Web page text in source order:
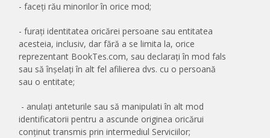
- faceți rău minorilor în orice mod;
- furați identitatea oricărei persoane sau entitatea
acesteia, inclusiv, dar fără a se limita la, orice
reprezentant BookTes.com, sau declarați în mod fals
sau să înșelați în alt fel afilierea dvs. cu o persoană
sau o entitate;
- anulați anteturile sau să manipulati în alt mod
identificatorii pentru a ascunde originea oricărui
conținut transmis prin intermediul Serviciilor;